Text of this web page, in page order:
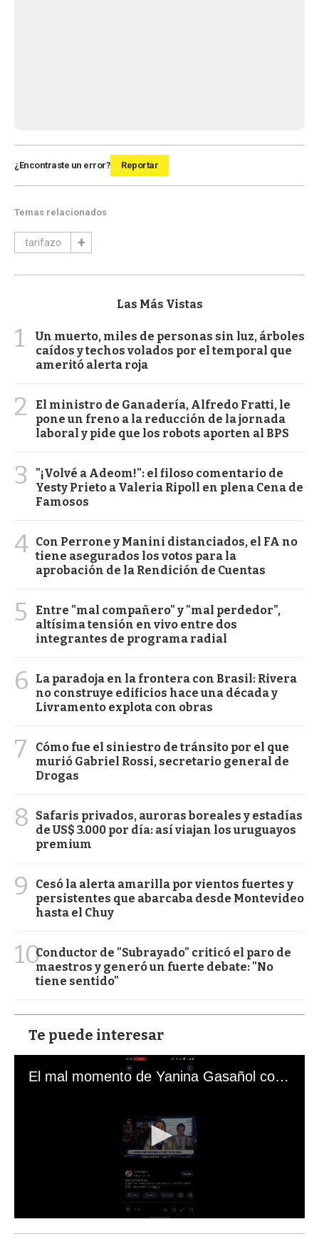
¿Encontraste un error? Reportar
Temas relacionados
tarifazo
Las Más Vistas
1
Un muerto, miles de personas sin luz, árboles
caídos y techos volados por el temporal que
ameritó alerta roja
2
El ministro de Ganadería, Alfredo Fratti, le
pone un freno a la reducción de la jornada
laboral y pide que los robots aporten al BPS
3
"¡Volvé a Adeom!": el filoso comentario de
Yesty Prieto a Valeria Ripoll en plena Cena de
Famosos
4 Con Perrone y Manini distanciados, el FA no
tiene asegurados los votos para la
aprobación de la Rendición de Cuentas
5
Entre "mal compañero" y "mal perdedor",
altísima tensión en vivo entre dos
integrantes de programa radial
6
La paradoja en la frontera con Brasil: Rivera
no construye edificios hace una década y
Livramento explota con obras
7
Cómo fue el siniestro de tránsito por el que
murió Gabriel Rossi, secretario general de
Drogas
8
Safaris privados, auroras boreales y estadías
de US$ 3.000 por día: así viajan los uruguayos
premium
9
Cesó la alerta amarilla por vientos fuertes y
persistentes que abarcaba desde Montevideo
hasta el Chuy
10Conductor de "Subrayado" criticó el paro de
maestros y generó un fuerte debate: "No
tiene sentido"
Te puede interesar
El mal momento de Yanina Gasañol con un hincha argentino en "Subrayado"
s